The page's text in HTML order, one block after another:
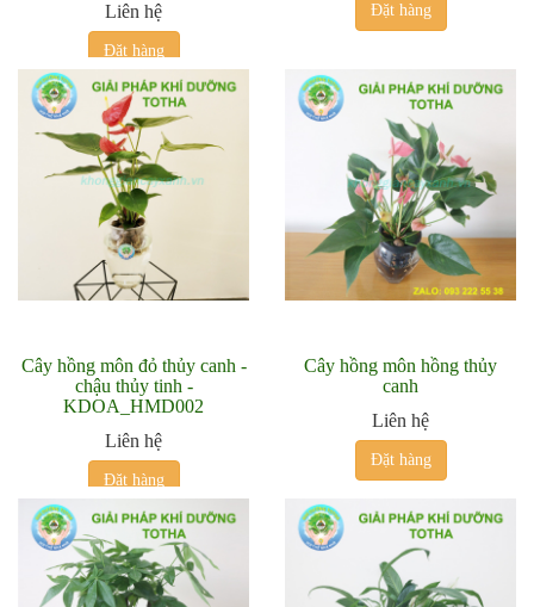
Liên hệ
Đặt hàng
Đặt hàng
Cây hồng môn đỏ thủy canh -
chậu thủy tinh -
KDOA_HMD002
Liên hệ
Đặt hàng
Cây hồng môn hồng thủy
canh
Liên hệ
Đặt hàng